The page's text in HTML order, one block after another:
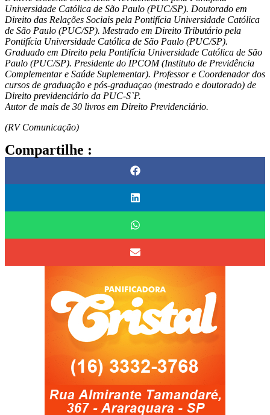
Universidade Católica de São Paulo (PUC/SP). Doutorado em
Direito das Relações Sociais pela Pontifícia Universidade Católica
de São Paulo (PUC/SP). Mestrado em Direito Tributário pela
Pontifícia Universidade Católica de São Paulo (PUC/SP).
Graduado em Direito pela Pontifícia Universidade Católica de São
Paulo (PUC/SP). Presidente do IPCOM (Instituto de Previdência
Complementar e Saúde Suplementar). Professor e Coordenador dos
cursos de graduação e pós-graduaçao (mestrado e doutorado) de
Direito previdenciário da PUC-S`P.
Autor de mais de 30 livros em Direito Previdenciário.
(RV Comunicação)
Compartilhe :